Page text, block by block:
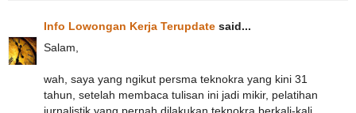
Info Lowongan Kerja Terupdate said...
Salam,
wah, saya yang ngikut persma teknokra yang kini 31
tahun, setelah membaca tulisan ini jadi mikir, pelatihan